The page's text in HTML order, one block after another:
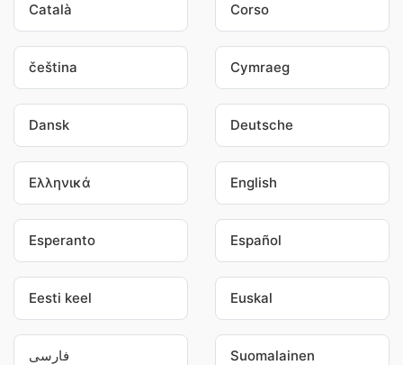
Català Corso
čeština Cymraeg
Dansk Deutsche
Ελληνικά English
Esperanto Español
Eesti keel Euskal
فارسی Suomalainen